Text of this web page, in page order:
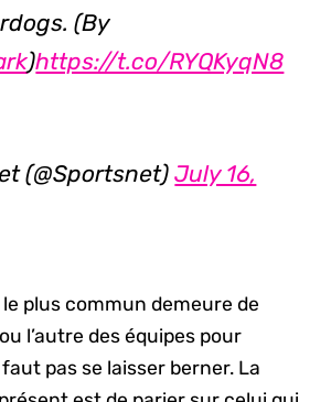
(By
)https://t.co/RYQKyqN8
(@Sportsnet)July 16,
plus commun demeure de
l’autre des équipes pour
faut pas se laisser berner. La